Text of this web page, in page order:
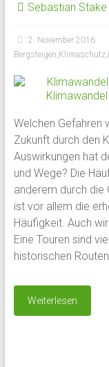
Sebastian Stake
2. November 2016
Bergsteigen, Klimaschutz,
Welchen Gefahren
Zukunft durch den
Auswirkungen hat
und Wege? Die
anderem durch die
ist vor allem die
Häufigkeit. Auch
Eine Touren sind
historischen
Weiterlesen